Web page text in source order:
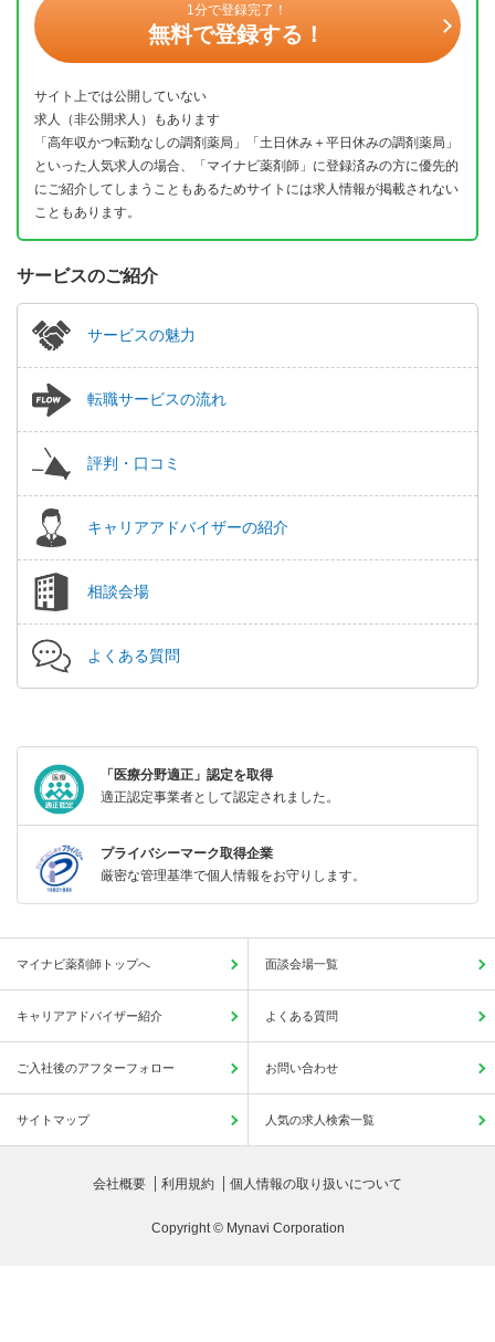
1分で登録完了！
無料で登録する！
サイト上では公開していない
求人（非公開求人）もあります
「高年収かつ転勤なしの調剤薬局」「土日休み＋平日休みの調剤薬局」
といった人気求人の場合、「マイナビ薬剤師」に登録済みの方に優先的
にご紹介してしまうこともあるためサイトには求人情報が掲載されない
こともあります。
サービスのご紹介
サービスの魅力
転職サービスの流れ
評判・口コミ
キャリアアドバイザーの紹介
相談会場
よくある質問
「医療分野適正」認定を取得
適正認定事業者として認定されました。
プライバシーマーク取得企業
厳密な管理基準で個人情報をお守りします。
マイナビ薬剤師トップへ 面談会場一覧
キャリアアドバイザー紹介 よくある質問
ご入社後のアフターフォロー お問い合わせ
サイトマップ 人気の求人検索一覧
会社概要 利用規約 個人情報の取り扱いについて
Copyright © Mynavi Corporation